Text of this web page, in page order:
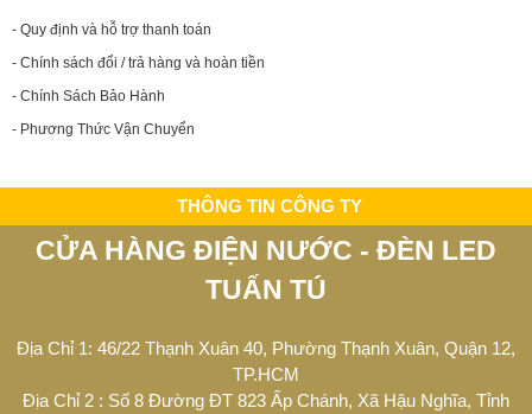
- Quy định và hỗ trợ thanh toán
- Chính sách đổi / trả hàng và hoàn tiền
- Chính Sách Bảo Hành
- Phương Thức Vận Chuyển
THÔNG TIN CÔNG TY
CỬA HÀNG ĐIỆN NƯỚC - ĐÈN LED
TUẤN TÚ
Địa Chỉ 1: 46/22 Thạnh Xuân 40, Phường Thạnh Xuân, Quận 12,
TP.HCM
Địa Chỉ 2 : Số 8 Đường ĐT 823 Ấp Chánh, Xã Hậu Nghĩa, Tỉnh